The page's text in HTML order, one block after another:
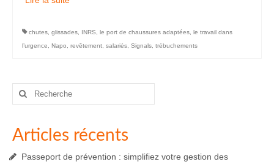
chutes glissades INRS le port de chaussures adaptées le travail dans
l’urgence
Napo revêtement salariés Signals trébuchements
Rechercher
Articles récents
Passeport de prévention : simplifiez votre gestion des